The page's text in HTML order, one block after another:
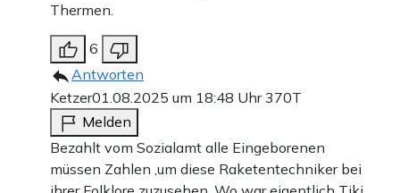
Thermen.
6
Antworten
Ketzer01.08.2025 um 18:48 Uhr370T
Melden
Bezahlt vom Sozialamt alle Eingeborenen
müssen Zahlen ,um diese Raketentechniker bei